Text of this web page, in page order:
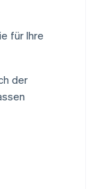
für Ihre
der